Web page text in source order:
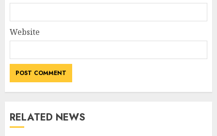
Website
RELATED NEWS